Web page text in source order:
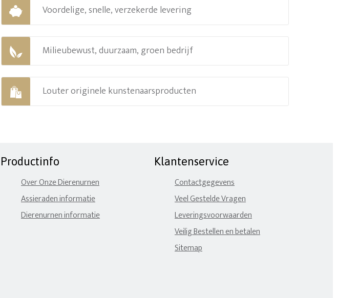
Voordelige, snelle, verzekerde levering
Milieubewust, duurzaam, groen bedrijf
Louter originele kunstenaarsproducten
Productinfo
Over Onze Dierenurnen
Assieraden informatie
Dierenurnen informatie
Klantenservice
Contactgegevens
Veel Gestelde Vragen
Leveringsvoorwaarden
Veilig Bestellen en betalen
Sitemap